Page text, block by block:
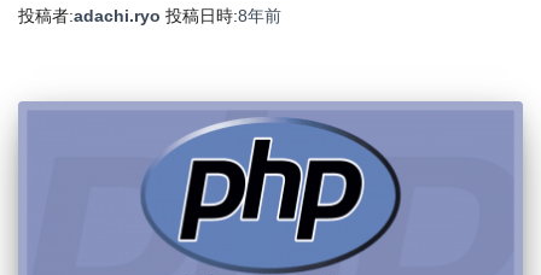
投稿者:adachi.ryo 投稿日時:8年前